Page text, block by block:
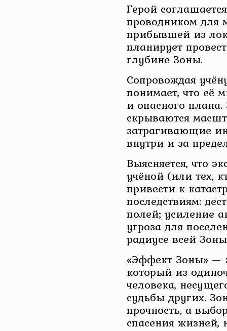
Герой
проводником для
прибывшей из
планирует
глубине Зоны.
Сопровождая
понимает, что её
и опасного
скрываются
затрагивающие
внутри и за
Выясняется, что
учёной (или тех,
привести к
последствиям:
полей; усиление
угроза для
радиусе всей
«Эффект Зоны» —
который из
человека,
судьбы других.
прочность, а
спасения жизней,